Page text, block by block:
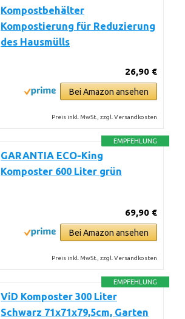
Kompostbehälter
Kompostierung für Reduzierung
des Hausmülls
26,90 €
Bei Amazon ansehen
Preis inkl. MwSt., zzgl. Versandkosten
EMPFEHLUNG
GARANTIA ECO-King
Komposter 600 Liter grün
69,90 €
Bei Amazon ansehen
Preis inkl. MwSt., zzgl. Versandkosten
EMPFEHLUNG
ViD Komposter 300 Liter
Schwarz 71x71x79,5cm, Garten